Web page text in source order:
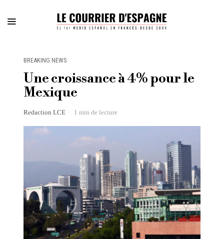
BREAKING NEWS
Une croissance à 4% pour le
Mexique
Redaction LCE 1 min de lecture